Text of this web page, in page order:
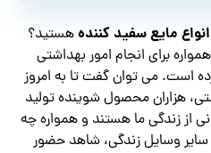
مایع سفید کنندههستید؟
برای انجام امور بهداشتی
است. می توان گفت تا به امروز
هزاران محصول شوینده تولید
از زندگی ما هستند و همواره چه
وسایل زندگی، شاهد حضور